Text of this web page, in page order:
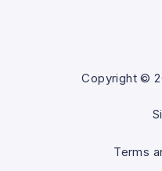
Copyright ©
Terms